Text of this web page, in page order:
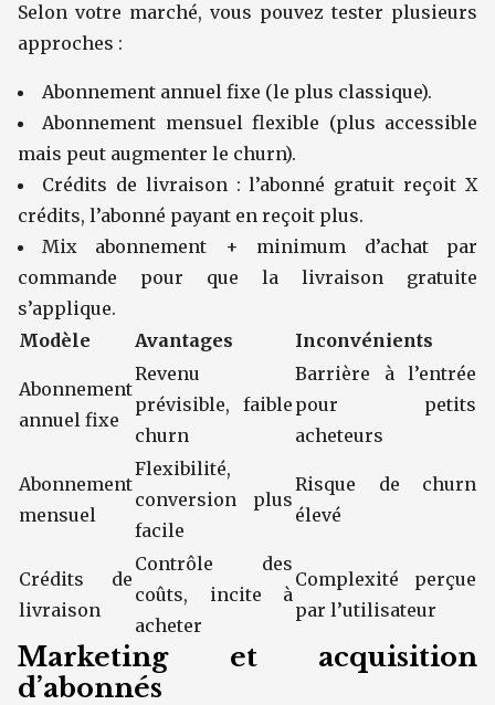
Selon votre marché, vous pouvez tester plusieurs
approches :
Abonnement annuel fixe (le plus classique).
Abonnement mensuel flexible (plus accessible
mais peut augmenter le churn).
Crédits de livraison : l’abonné gratuit reçoit X
crédits, l’abonné payant en reçoit plus.
Mix abonnement + minimum d’achat par
commande pour que la livraison gratuite
s’applique.
Modèle
Avantages Inconvénients
Abonnement
annuel fixe
Revenu
prévisible, faible
churn
Barrière à l’entrée
pour petits
acheteurs
Abonnement
mensuel
Flexibilité,
conversion plus
facile
Risque de churn
élevé
Crédits de
livraison
Contrôle des
coûts, incite à
acheter
Complexité perçue
par l’utilisateur
Marketing et acquisition
d’abonnés